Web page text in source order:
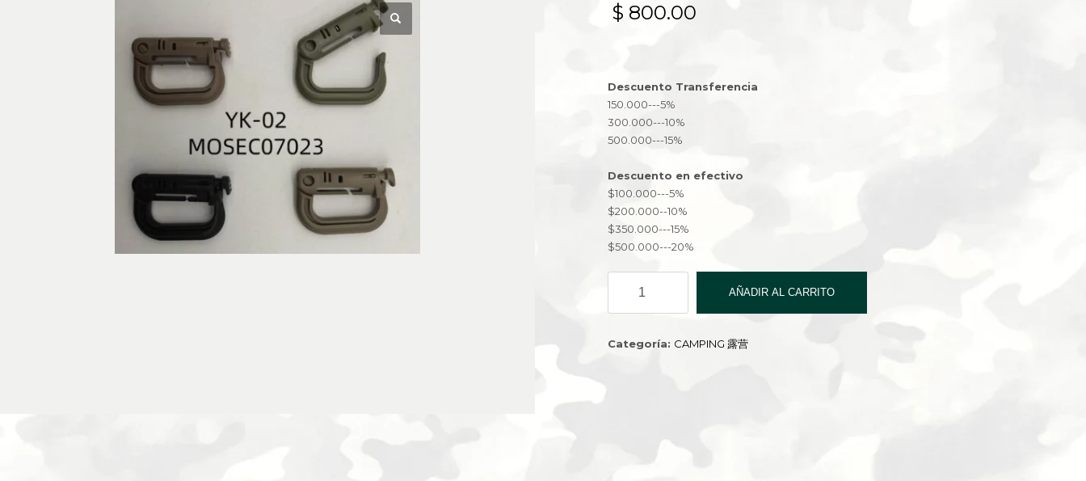
$ 800.00
Descuento Transferencia
150.000---5%
300.000---10%
500.000---15%
Descuento en efectivo
$100.000---5%
$200.000--10%
$350.000---15%
$500.000---20%
EN
CLARO
AÑADIR AL CARRITO
Categoría: CAMPING 露营